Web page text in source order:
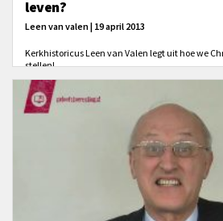
leven?
Leen van valen | 19 april 2013
Kerkhistoricus Leen van Valen legt uit hoe we
stellen!